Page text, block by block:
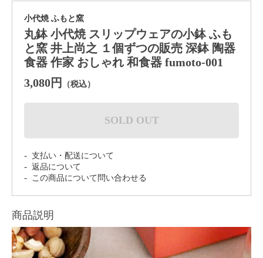
小代焼 ふもと窯
丸鉢 小代焼 スリップウェアの小鉢 ふも
と窯 井上尚之 １個ずつの販売 深鉢 陶器
食器 作家 おしゃれ 和食器 fumoto-001
3,080円
（税込）
SOLD OUT
支払い・配送について
返品について
この商品について問い合わせる
商品説明